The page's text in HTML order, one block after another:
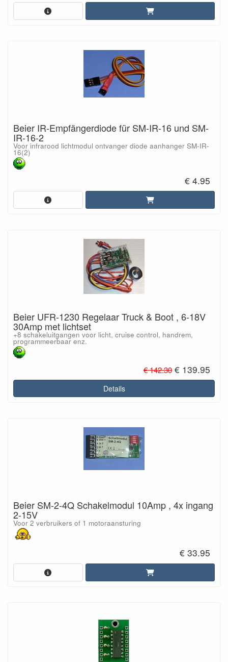
Beier IR-Empfängerdiode für SM-IR-16 und SM-
IR-16-2
Voor infrarood lichtmodul ontvanger diode aanhanger SM-IR-
16(2)
€ 4.95
Beier UFR-1230 Regelaar Truck & Boot , 6-18V
30Amp met lichtset
+8 schakeluitgangen voor licht, cruise control, handrem,
programmeerbaar enz.
€ 142.30€ 139.95
Details
Beier SM-2-4Q Schakelmodul 10Amp , 4x ingang
2-15V
Voor 2 verbruikers of 1 motoraansturing
€ 33.95